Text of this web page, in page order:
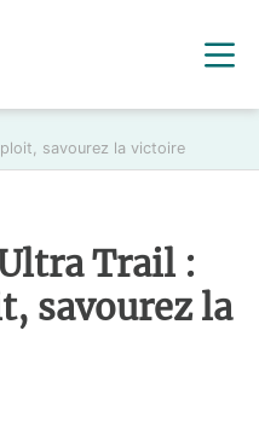
savourez la victoire
Trail :
savourez la